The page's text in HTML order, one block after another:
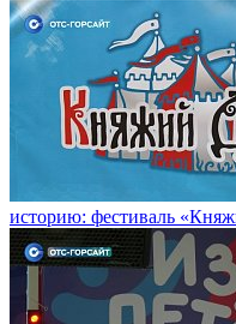
историю: фестиваль